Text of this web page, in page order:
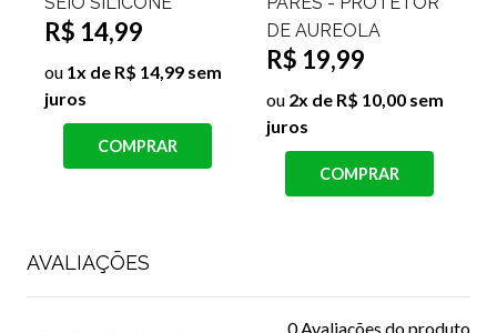
R$ 14,99
ou 1x de R$ 14,99 sem
juros
COMPRAR
DE AUREOLA
R$ 19,99
ou 2x de R$ 10,00 sem
juros
COMPRAR
AVALIAÇÕES
0 Avaliações do produto